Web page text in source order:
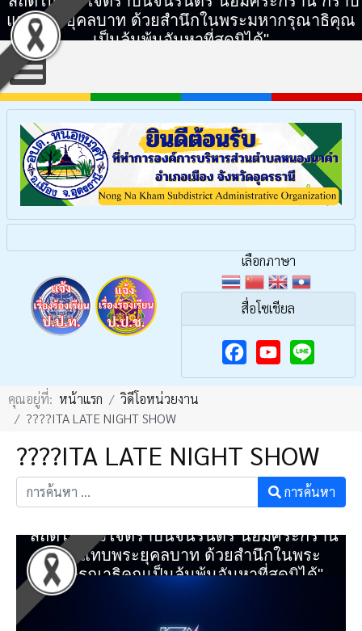
แทบพระยุคลบาท ด้วยสำนึกในพระมหากรุณาธิคุณ
เป็นล้นพ้นอันหาที่สุดมิได้"
เลือกภาษา
สื่อโซเชียล
F
e
b
k
Y
u
b
คุณอยู่ที่: หน้าแรก
วิดีโอหน่วยงาน
????️ITA LATE NIGHT SHOW
????️ITA LATE NIGHT SHOW
การค้นหา